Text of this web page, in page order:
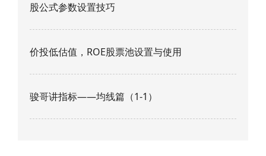
股公式参数设置技巧
价投低估值，ROE股票池设置与使用
骏哥讲指标——均线篇（1-1）